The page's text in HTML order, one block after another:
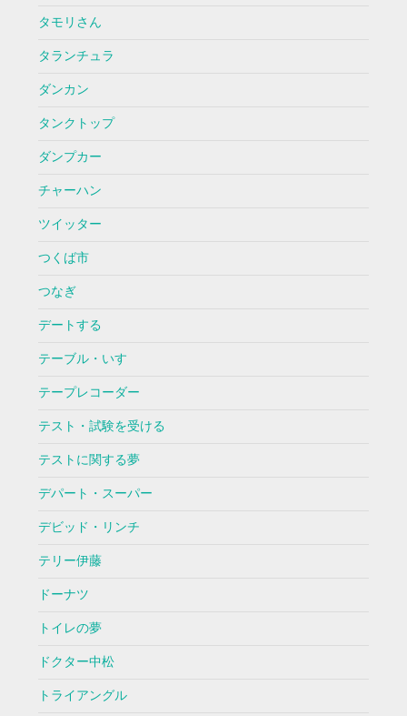
タモリさん
タランチュラ
ダンカン
タンクトップ
ダンプカー
チャーハン
ツイッター
つくば市
つなぎ
デートする
テーブル・いす
テープレコーダー
テスト・試験を受ける
テストに関する夢
デパート・スーパー
デビッド・リンチ
テリー伊藤
ドーナツ
トイレの夢
ドクター中松
トライアングル